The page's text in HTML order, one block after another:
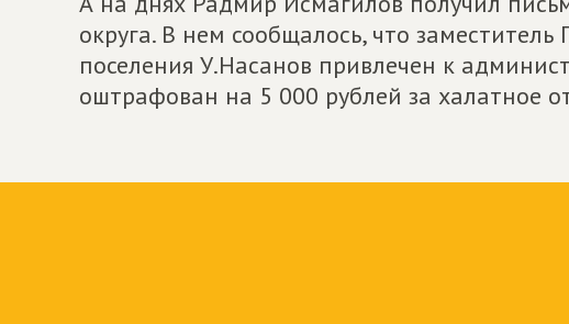
округа. В нем сообщалось, что заместитель
поселения У.Насанов привлечен к
оштрафован на 5 000 рублей за халатное